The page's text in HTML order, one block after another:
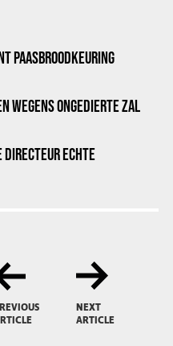
PAASBROODKEURING
WEGENS ONGEDIERTE ZAL
ECHTE
NEXT
ARTICLE